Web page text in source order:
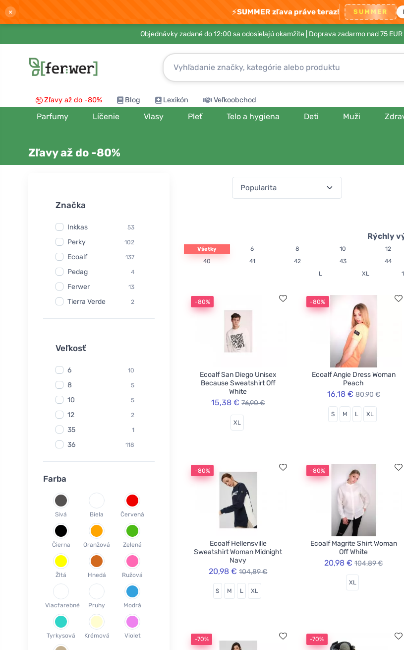
× ⚡SUMMER zľava práve teraz! SUMMER
Objednávky zadané do 12:00 sa odosielajú okamžite | Doprava zadarmo nad 75 EUR
Zľavy až do -80% Blog Lexikón Veľkoobchod
Parfumy Líčenie Vlasy Pleť Telo a hygiena Deti Muži
Zľavy až do -80%
Značka
Inkkas 53
Perky 102
Ecoalf 137
Pedag 4
Ferwer 13
Tierra Verde 2
Watersavers
Yuuki
Officina Naturae 6
OnlyBio 1
Endles by Econea 3
Pinke Welle 3
1
Jack n Jill 35
5
1
Circular Cup 1
Neobotanics 17
Veľkosť
6 10
8 5
10 5
12 2
35 1
36 118
37
40 58
42 35
43 26
44
18
46
XS 3
S
M 40
Farba
Sivá Biela Červená
Čierna Oranžová Zelená
Žltá Hnedá Ružová
Viacfarebné Pruhy Modrá
Tyrkysová Krémová Violet
Rýchly
Všetky 6 8 10 12
40
41 42 43 44
L
XL
-80%
Ecoalf San Diego Unisex
Because Sweatshirt Off
White
15,38 € 76,90 €
XL
-80%
Ecoalf Angie Dress Woman
Peach
16,18 € 80,90 €
S M L XL
-80%
Ecoalf Hellensville
Sweatshirt Woman Midnight
Navy
20,98 € 104,89 €
S M L XL
-80%
Ecoalf Magrite Shirt Woman
Off White
20,98 € 104,89 €
XL
-70% -70%